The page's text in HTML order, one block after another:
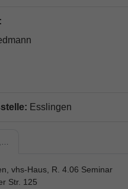
Esslingen
vhs-Haus, R. 4.06 Seminar
Str. 125